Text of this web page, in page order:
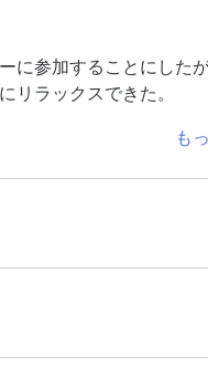
に参加することにした
リラックスできた。
も